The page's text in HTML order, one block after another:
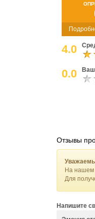
4.0
0.0
Отзывы
На нашем
Для
Напишите